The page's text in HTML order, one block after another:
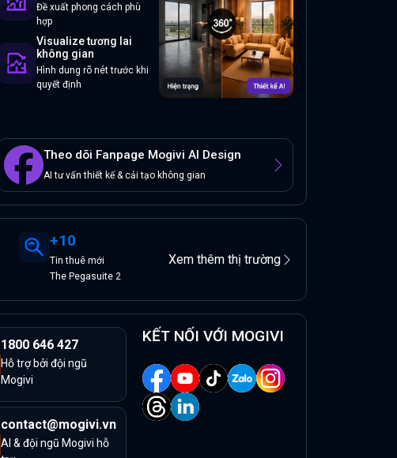
Đề xuất phong cách phù
hợp
Visualize tương lai
không gian
Hình dung rõ nét trước khi
quyết định
Theo dõi Fanpage Mogivi AI Design
AI tư vấn thiết kế & cải tạo không gian
+10
Tinthuê mới
The Pegasuite 2
Xem thêm thị trường
1800 646 427
Hỗ trợ bởi đội ngũ
Mogivi
contact@mogivi.vn
AI & đội ngũ Mogivi hỗ
KẾT NỐI VỚI MOGIVI